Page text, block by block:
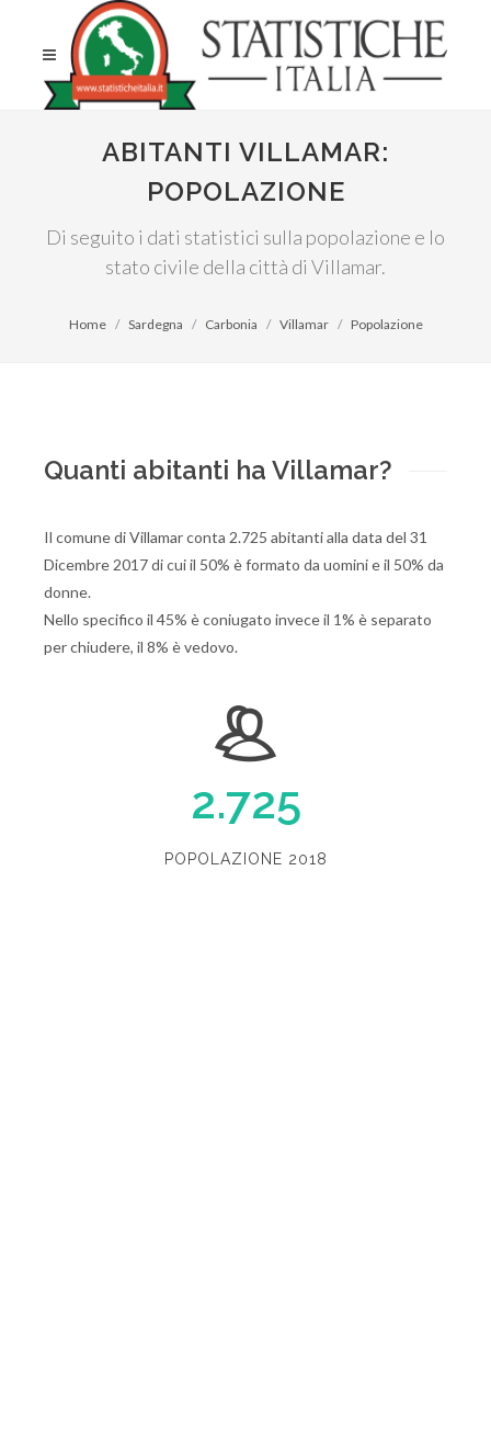
ABITANTI VILLAMAR:
POPOLAZIONE
Di seguito i dati statistici sulla popolazione e lo
stato civile della città di Villamar.
Home Sardegna Carbonia Villamar Popolazione
Quanti abitanti ha Villamar?
Il comune di Villamar conta 2.725 abitanti alla data del 31
Dicembre 2017 di cui il 50% è formato da uomini e il 50% da
donne.
Nello specifico il 45% è coniugato invece il 1% è separato
per chiudere, il 8% è vedovo.
2.725
POPOLAZIONE 2018